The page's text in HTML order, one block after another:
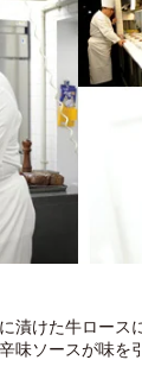
漬けた牛ロー
味ソースが味を